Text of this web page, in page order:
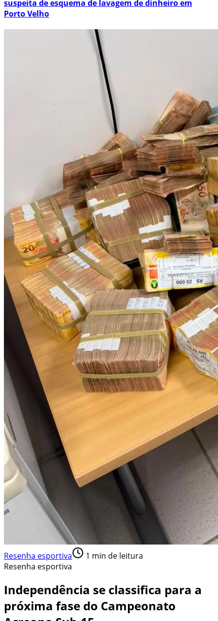
suspeita de esquema de lavagem de dinheiro em
Porto Velho
Resenha esportiva 1 min de leitura
Resenha esportiva
Independência se classifica para a
próxima fase do Campeonato